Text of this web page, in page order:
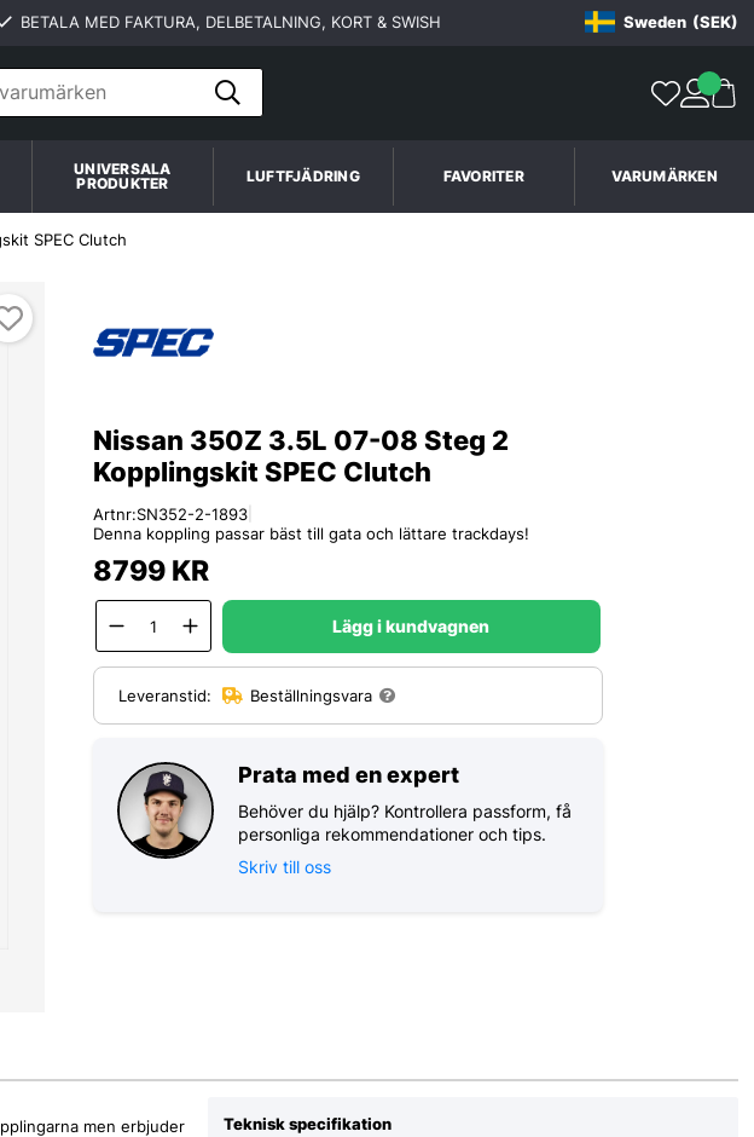
BETALA MED FAKTURA, DELBETALNING, KORT & SWISH Sweden (SEK)
UNIVERSALA
PRODUKTER
LUFTFJÄDRING FAVORITER VARUMÄRKEN
SPEC Clutch
Nissan 350Z 3.5L 07-08 Steg 2
Kopplingskit SPEC Clutch
Artnr:SN352-2-1893
Denna koppling passar bäst till gata och lättare trackdays!
8799 KR
Lägg i kundvagnen
Leveranstid: Beställningsvara
Prata med en expert
Behöver du hjälp? Kontrollera passform, få
personliga rekommendationer och tips.
Skriv till oss
men erbjuder
Teknisk specifikation